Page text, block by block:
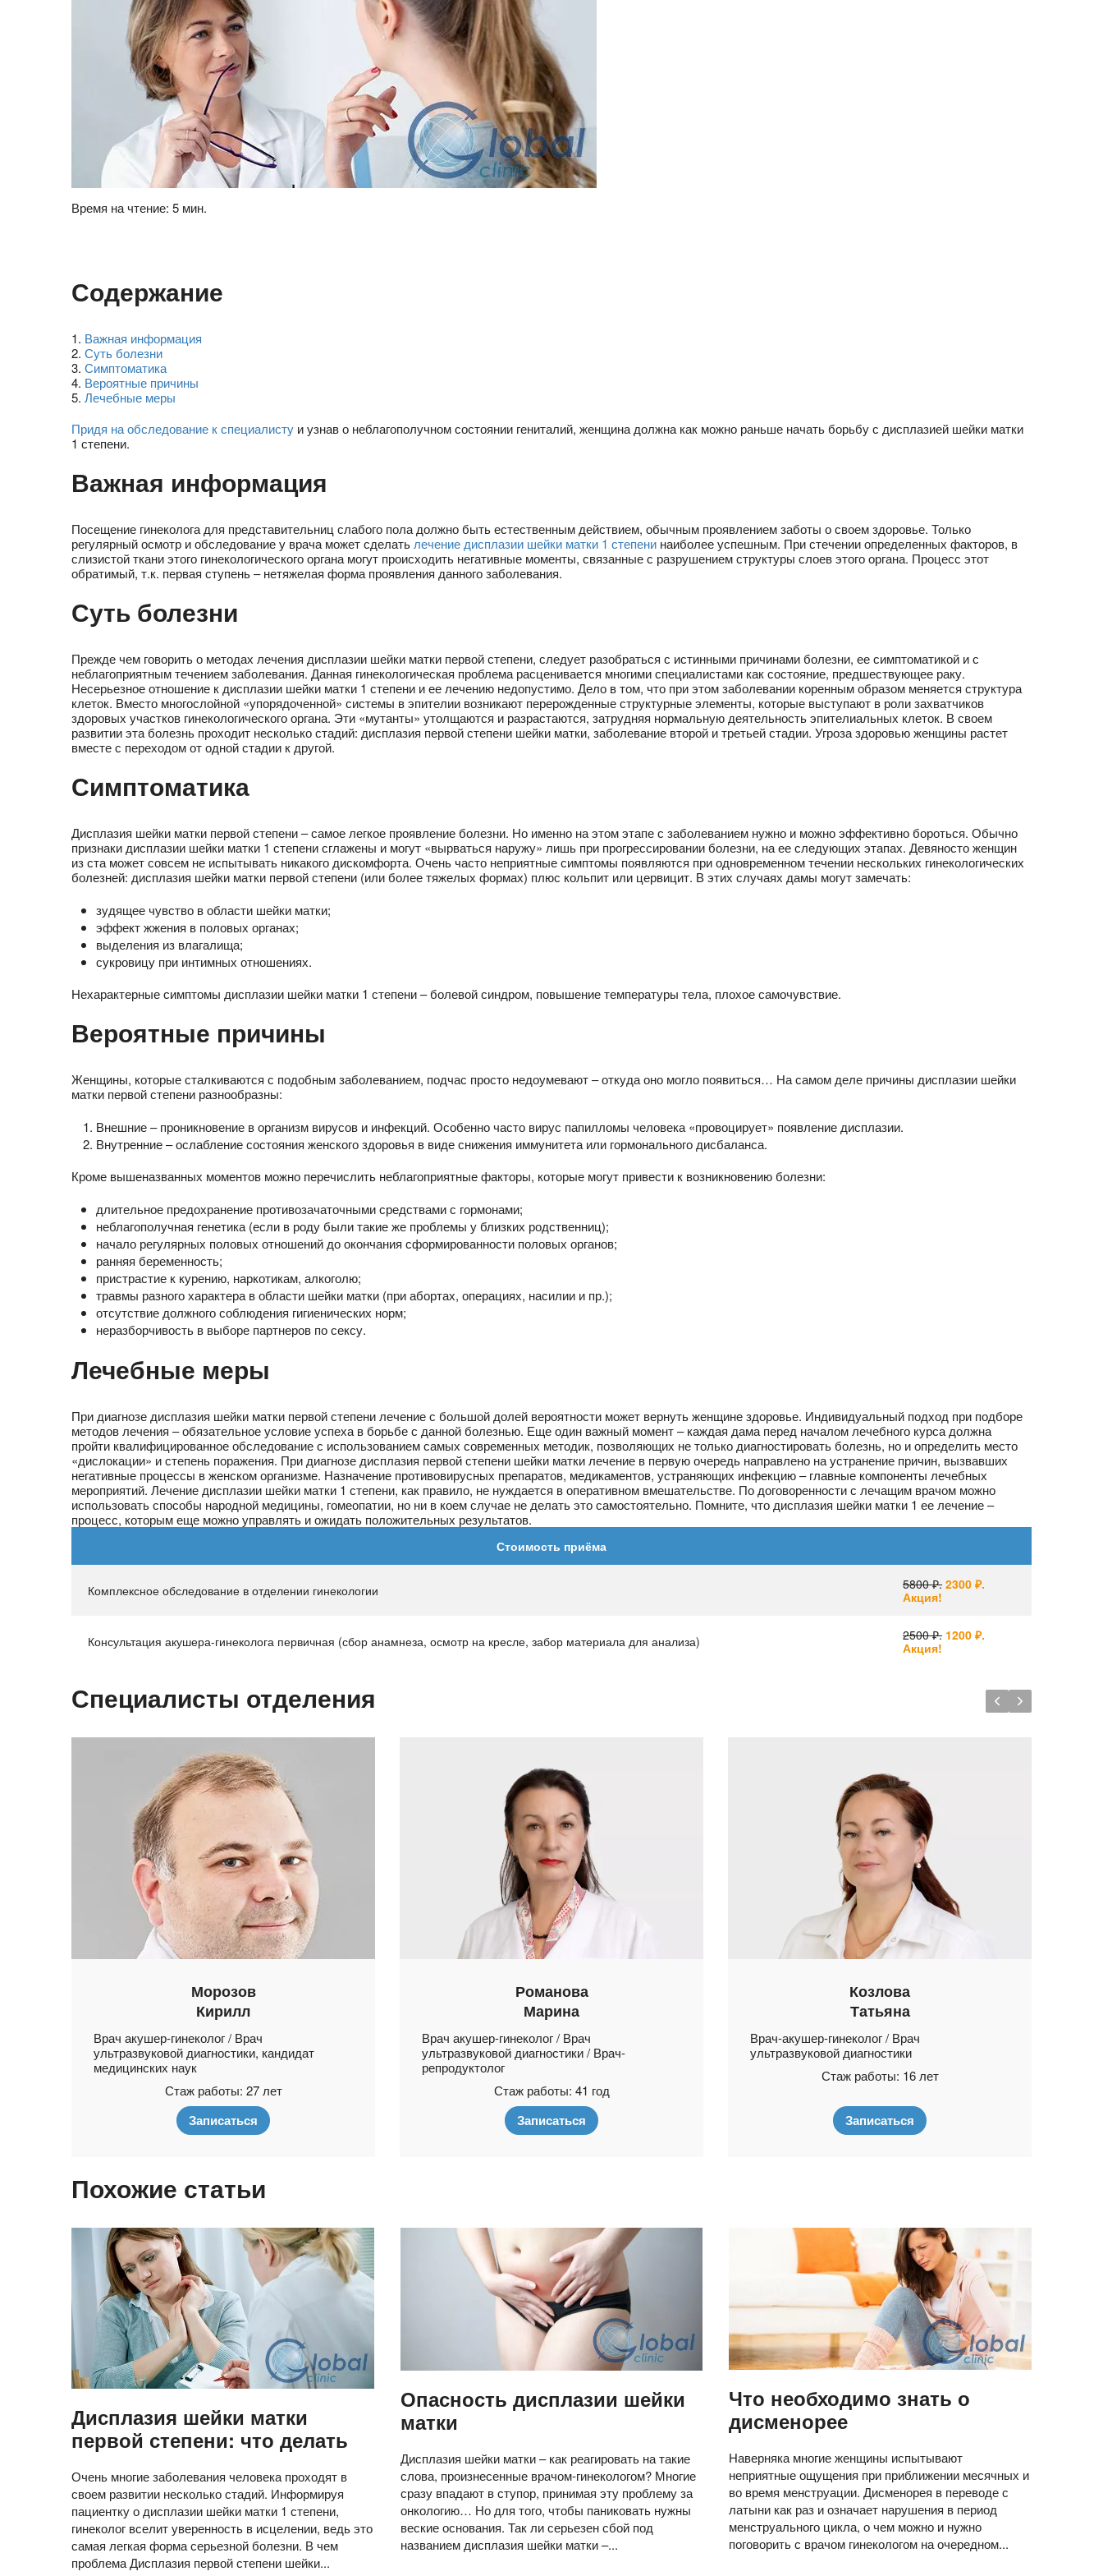
Время на чтение: 5 мин.
Содержание
1. Важная информация
2. Суть болезни
3. Симптоматика
4. Вероятные причины
5. Лечебные меры
Придя на обследование к специалисту и узнав о неблагополучном состоянии гениталий, женщина должна как можно раньше начать борьбу с дисплазией шейки матки
1 степени.
Важная информация
Посещение гинеколога для представительниц слабого пола должно быть естественным действием, обычным проявлением заботы о своем здоровье. Только
регулярный осмотр и обследование у врача может сделать лечение дисплазии шейки матки 1 степени наиболее успешным. При стечении определенных факторов, в
слизистой ткани этого гинекологического органа могут происходить негативные моменты, связанные с разрушением структуры слоев этого органа. Процесс этот
обратимый, т.к. первая ступень – нетяжелая форма проявления данного заболевания.
Суть болезни
Прежде чем говорить о методах лечения дисплазии шейки матки первой степени, следует разобраться с истинными причинами болезни, ее симптоматикой и с
неблагоприятным течением заболевания. Данная гинекологическая проблема расценивается многими специалистами как состояние, предшествующее раку.
Несерьезное отношение к дисплазии шейки матки 1 степени и ее лечению недопустимо. Дело в том, что при этом заболевании коренным образом меняется структура
клеток. Вместо многослойной «упорядоченной» системы в эпителии возникают перерожденные структурные элементы, которые выступают в роли захватчиков
здоровых участков гинекологического органа. Эти «мутанты» утолщаются и разрастаются, затрудняя нормальную деятельность эпителиальных клеток. В своем
развитии эта болезнь проходит несколько стадий: дисплазия первой степени шейки матки, заболевание второй и третьей стадии. Угроза здоровью женщины растет
вместе с переходом от одной стадии к другой.
Симптоматика
Дисплазия шейки матки первой степени – самое легкое проявление болезни. Но именно на этом этапе с заболеванием нужно и можно эффективно бороться. Обычно
признаки дисплазии шейки матки 1 степени сглажены и могут «вырваться наружу» лишь при прогрессировании болезни, на ее следующих этапах. Девяносто женщин
из ста может совсем не испытывать никакого дискомфорта. Очень часто неприятные симптомы появляются при одновременном течении нескольких гинекологических
болезней: дисплазия шейки матки первой степени (или более тяжелых формах) плюс кольпит или цервицит. В этих случаях дамы могут замечать:
зудящее чувство в области шейки матки;
эффект жжения в половых органах;
выделения из влагалища;
сукровицу при интимных отношениях.
Нехарактерные симптомы дисплазии шейки матки 1 степени – болевой синдром, повышение температуры тела, плохое самочувствие.
Вероятные причины
Женщины, которые сталкиваются с подобным заболеванием, подчас просто недоумевают – откуда оно могло появиться… На самом деле причины дисплазии шейки
матки первой степени разнообразны:
Внешние – проникновение в организм вирусов и инфекций. Особенно часто вирус папилломы человека «провоцирует» появление дисплазии.
Внутренние – ослабление состояния женского здоровья в виде снижения иммунитета или гормонального дисбаланса.
Кроме вышеназванных моментов можно перечислить неблагоприятные факторы, которые могут привести к возникновению болезни:
длительное предохранение противозачаточными средствами с гормонами;
неблагополучная генетика (если в роду были такие же проблемы у близких родственниц);
начало регулярных половых отношений до окончания сформированности половых органов;
ранняя беременность;
пристрастие к курению, наркотикам, алкоголю;
травмы разного характера в области шейки матки (при абортах, операциях, насилии и пр.);
отсутствие должного соблюдения гигиенических норм;
неразборчивость в выборе партнеров по сексу.
Лечебные меры
При диагнозе дисплазия шейки матки первой степени лечение с большой долей вероятности может вернуть женщине здоровье. Индивидуальный подход при подборе
методов лечения – обязательное условие успеха в борьбе с данной болезнью. Еще один важный момент – каждая дама перед началом лечебного курса должна
пройти квалифицированное обследование с использованием самых современных методик, позволяющих не только диагностировать болезнь, но и определить место
«дислокации» и степень поражения. При диагнозе дисплазия первой степени шейки матки лечение в первую очередь направлено на устранение причин, вызвавших
негативные процессы в женском организме. Назначение противовирусных препаратов, медикаментов, устраняющих инфекцию – главные компоненты лечебных
мероприятий. Лечение дисплазии шейки матки 1 степени, как правило, не нуждается в оперативном вмешательстве. По договоренности с лечащим врачом можно
использовать способы народной медицины, гомеопатии, но ни в коем случае не делать это самостоятельно. Помните, что дисплазия шейки матки 1 ее лечение –
процесс, которым еще можно управлять и ожидать положительных результатов.
Стоимость приёма
Комплексное обследование в отделении гинекологии 5800 ₽. 2300 ₽.
Акция!
Консультация акушера-гинеколога первичная (сбор анамнеза, осмотр на кресле, забор материала для анализа) 2500 ₽. 1200 ₽.
Акция!
Специалисты отделения
Морозов
Кирилл
Врач акушер-гинеколог / Врач
ультразвуковой диагностики, кандидат
медицинских наук
Стаж работы: 27 лет
Записаться
Романова
Марина
Врач акушер-гинеколог / Врач
ультразвуковой диагностики / Врач-
репродуктолог
Стаж работы: 41 год
Записаться
Козлова
Татьяна
Врач-акушер-гинеколог / Врач
ультразвуковой диагностики
Стаж работы: 16 лет
Записаться
Похожие статьи
Дисплазия шейки матки
первой степени: что делать
Очень многие заболевания человека проходят в
своем развитии несколько стадий. Информируя
пациентку о дисплазии шейки матки 1 степени,
гинеколог вселит уверенность в исцелении, ведь это
самая легкая форма серьезной болезни. В чем
проблема Дисплазия первой степени шейки...
Опасность дисплазии шейки
матки
Дисплазия шейки матки – как реагировать на такие
слова, произнесенные врачом-гинекологом? Многие
сразу впадают в ступор, принимая эту проблему за
онкологию… Но для того, чтобы паниковать нужны
веские основания. Так ли серьезен сбой под
названием дисплазия шейки матки –...
Что необходимо знать о
дисменорее
Наверняка многие женщины испытывают
неприятные ощущения при приближении месячных и
во время менструации. Дисменорея в переводе с
латыни как раз и означает нарушения в период
менструального цикла, о чем можно и нужно
поговорить с врачом гинекологом на очередном...